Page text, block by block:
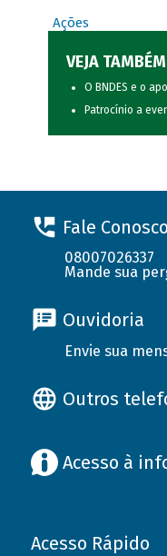
Ações
VEJA TAMBÉM
O BNDES e o
Patrocínio a
Fale Conosco
08007026337
Mande sua
Ouvidoria
Envie sua
Outros
Acesso à
Acesso Rápido